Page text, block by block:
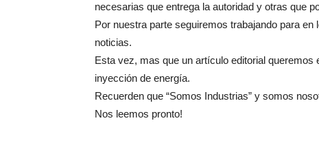
necesarias que entrega la autoridad y otras que
Por nuestra parte seguiremos trabajando para
noticias.
Esta vez, mas que un artículo editorial
inyección de energía.
Recuerden que “Somos Industrias” y somos
Nos leemos pronto!